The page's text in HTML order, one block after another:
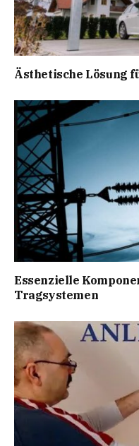
Ästhetische Lösung
Essenzielle
Tragsystemen